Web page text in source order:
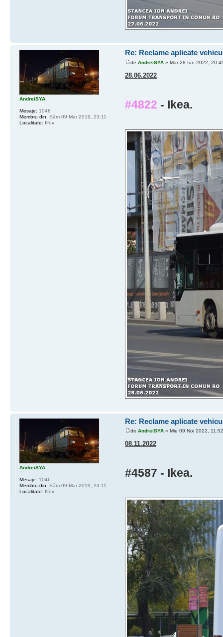
Re: Reclame aplicate
de AndreiSYA» Mar 28 Iun 2022,
28.06.2022
#4822 - Ikea.
AndreiSYA
Mesaje: 1046
Membru din: Sâm 09 Mar 2019, 23:11
Localitate: Ilfov
Re: Reclame aplicate
de AndreiSYA» Mie 09 Noi 2022, 11:52
08.11.2022
#4587 - Ikea.
AndreiSYA
Mesaje: 1046
Membru din: Sâm 09 Mar 2019, 23:11
Localitate: Ilfov